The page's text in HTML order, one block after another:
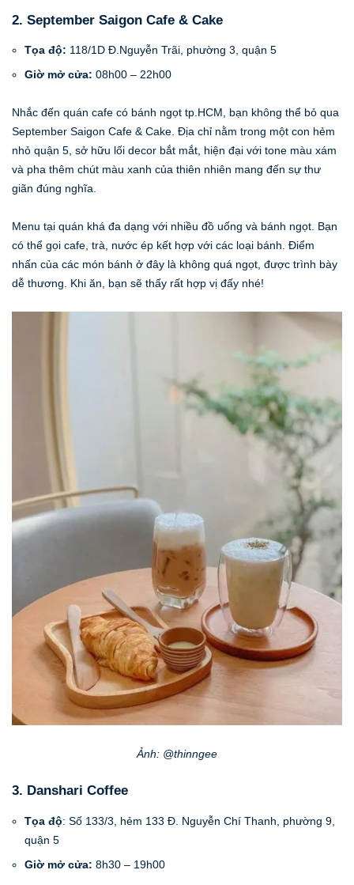
2. September Saigon Cafe & Cake
Tọa độ: 118/1D Đ.Nguyễn Trãi, phường 3, quận 5
Giờ mở cửa: 08h00 – 22h00
Nhắc đến quán cafe có bánh ngọt tp.HCM, bạn không thể bỏ qua
September Saigon Cafe & Cake. Địa chỉ nằm trong một con hẻm
nhỏ quận 5, sở hữu lối decor bắt mắt, hiện đại với tone màu xám
và pha thêm chút màu xanh của thiên nhiên mang đến sự thư
giãn đúng nghĩa.
Menu tại quán khá đa dạng với nhiều đồ uống và bánh ngọt. Bạn
có thể gọi cafe, trà, nước ép kết hợp với các loại bánh. Điểm
nhấn của các món bánh ở đây là không quá ngọt, được trình bày
dễ thương. Khi ăn, bạn sẽ thấy rất hợp vị đấy nhé!
Ảnh: @thinngee
3. Danshari Coffee
Tọa độ: Số 133/3, hẻm 133 Đ. Nguyễn Chí Thanh, phường 9,
quận 5
Giờ mở cửa: 8h30 – 19h00